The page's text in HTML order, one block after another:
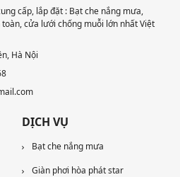
cấp, lắp đặt : Bạt che nắng mưa,
cửa lưới chống muỗi lớn nhất Việt
Hà Nội
DỊCH VỤ
Bạt che nắng mưa
Giàn phơi hòa phát star